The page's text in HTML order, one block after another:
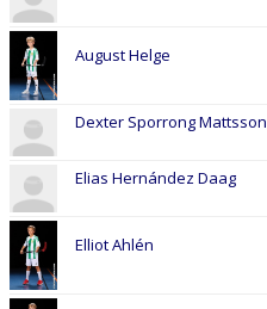
August Helge
Dexter Sporrong Mattsson
Elias Hernández Daag
Elliot Ahlén